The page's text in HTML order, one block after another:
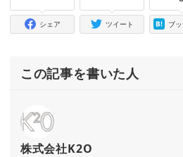
シェア ツイート ブ
この記事を書いた人
株式会社K2O